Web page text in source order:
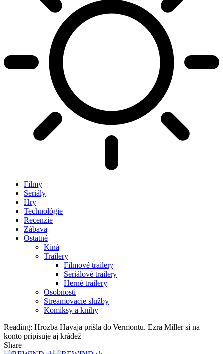
Filmy
Seriály
Hry
Technológie
Recenzie
Zábava
Ostatné
Kiná
Trailery
Filmové trailery
Seriálové trailery
Herné trailery
Osobnosti
Streamovacie služby
Komiksy a knihy
Reading: Hrozba Havaja prišla do Vermontu. Ezra Miller si na
konto pripisuje aj krádež
Share